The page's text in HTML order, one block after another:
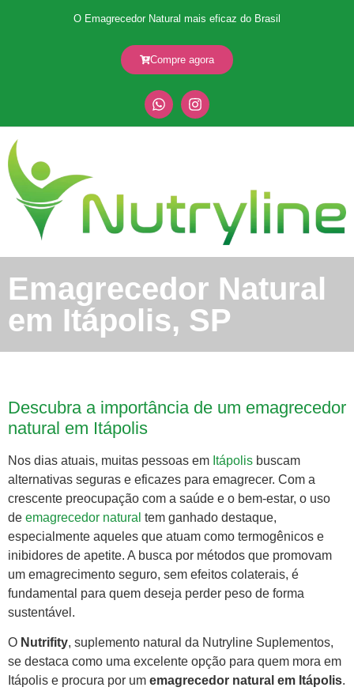
O Emagrecedor Natural mais eficaz do Brasil
Compre agora
Emagrecedor Natural
em Itápolis, SP
Descubra a importância de um emagrecedor
natural em Itápolis
Nos dias atuais, muitas pessoas em Itápolis buscam
alternativas seguras e eficazes para emagrecer. Com a
crescente preocupação com a saúde e o bem-estar, o uso
de emagrecedor natural tem ganhado destaque,
especialmente aqueles que atuam como termogênicos e
inibidores de apetite. A busca por métodos que promovam
um emagrecimento seguro, sem efeitos colaterais, é
fundamental para quem deseja perder peso de forma
sustentável.
O Nutrifity, suplemento natural da Nutryline Suplementos,
se destaca como uma excelente opção para quem mora em
Itápolis e procura por um emagrecedor natural em Itápolis.